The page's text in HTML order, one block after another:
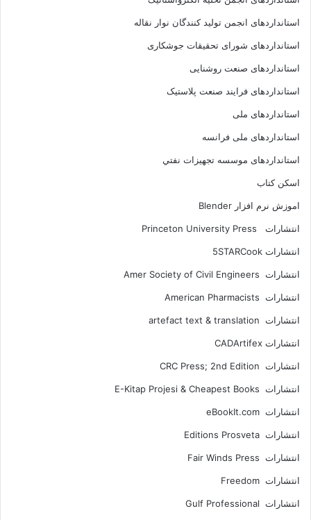
استانداردهای انجمن توليد کنندگان نوار نقاله
استانداردهای شورای تحقیقات جوشکاری
استانداردهای صنعت روشنایی
استانداردهای فرايند صنعت پلاستيک
استانداردهای ملی
استانداردهای ملی فرانسه
استانداردهای موسسه تجهيزات نفتي
اسکن کتاب
اموزش نرم افزار Blender
انتشارات Princeton University Press
انتشارات ‎ 5STARCook
انتشارات Amer Society of Civil Engineers
انتشارات American Pharmacists
انتشارات artefact text & translation
انتشارات ‎ CADArtifex
انتشارات CRC Press; 2nd Edition
انتشارات E-Kitap Projesi & Cheapest Books
انتشارات eBookIt.com
انتشارات Editions Prosveta
انتشارات Fair Winds Press
انتشارات Freedom
انتشارات Gulf Professional